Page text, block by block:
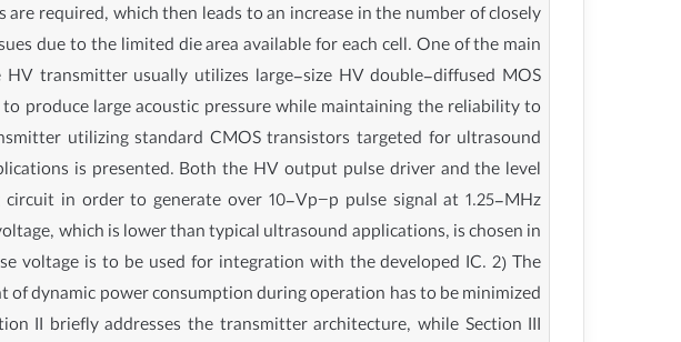
required, which then leads to an increase in the number of closely
due to the limited die area available for each cell. One of the main
transmitter usually utilizes large-size HV double-diffused MOS
produce large acoustic pressure while maintaining the reliability to
utilizing standard CMOS transistors targeted for ultrasound
is presented. Both the HV output pulse driver and the level
in order to generate over 10-Vp−p pulse signal at 1.25-MHz
which is lower than typical ultrasound applications, is chosen in
voltage is to be used for integration with the developed IC. 2) The
dynamic power consumption during operation has to be minimized
II briefly addresses the transmitter architecture, while Section III